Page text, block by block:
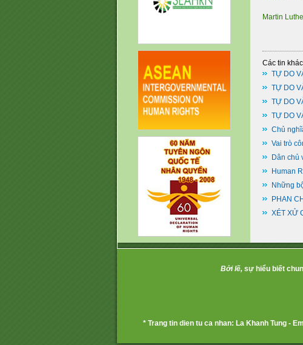
Martin
Các tin
TỰ DO
TỰ DO
TỰ DO
TỰ DO
Chủ
Vai trò
Dân chủ
Human
Những
PHAN
XÉT XỬ
Bởi lẽ,sự hiểu biết
* Trang tin dien tu ca nhan: La Khanh Tung -